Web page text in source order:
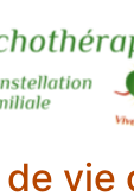
vie